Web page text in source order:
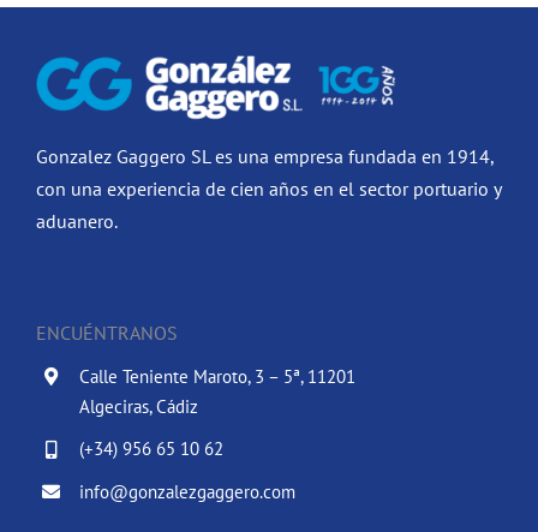
Gonzalez Gaggero SL es una empresa fundada en 1914,
con una experiencia de cien años en el sector portuario y
aduanero.
ENCUÉNTRANOS
Calle Teniente Maroto, 3 – 5ª, 11201
Algeciras, Cádiz
(+34) 956 65 10 62
info@gonzalezgaggero.com